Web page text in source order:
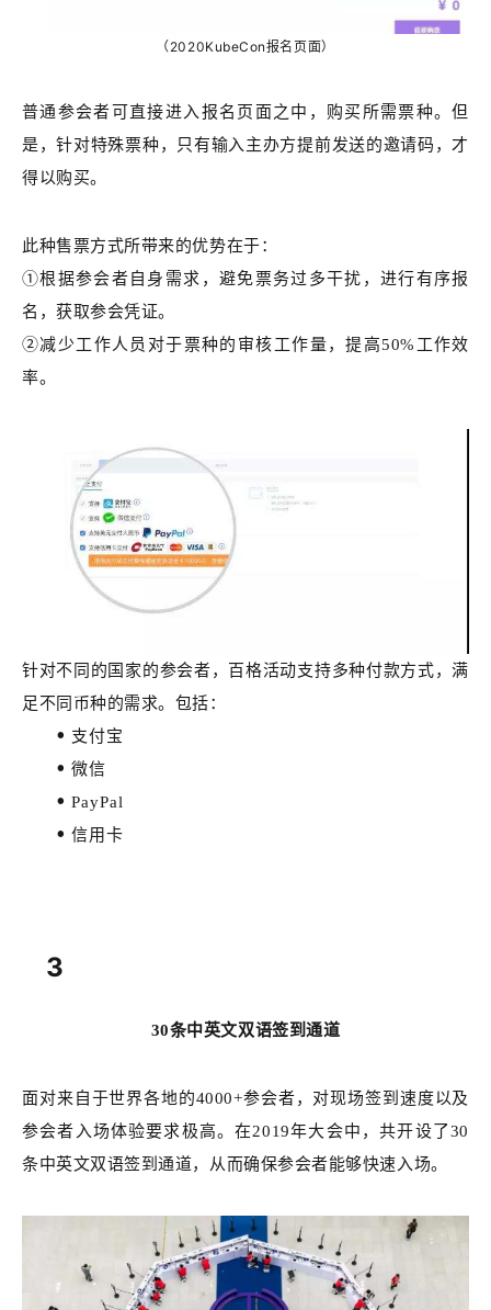
（2020KubeCon报名页面）
普通参会者可直接进入报名页面之中，购买所需票种。但
是，针对特殊票种，只有输入主办方提前发送的邀请码，才
得以购买。
此种售票方式所带来的优势在于：
①根据参会者自身需求，避免票务过多干扰，进行有序报
名，获取参会凭证。
②减少工作人员对于票种的审核工作量，提高50%工作效
率。
针对不同的国家的参会者，百格活动支持多种付款方式，满
足不同币种的需求。包括：
支付宝
微信
PayPal
信用卡
3
30条中英文双语签到通道
面对来自于世界各地的4000+参会者，对现场签到速度以及
参会者入场体验要求极高。在2019年大会中，共开设了30
条中英文双语签到通道，从而确保参会者能够快速入场。